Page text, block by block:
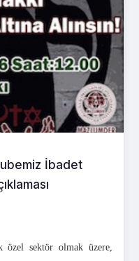
İbadet
özel sektör olmak üzere,